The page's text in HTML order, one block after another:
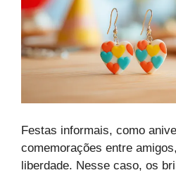
Festas informais, como
comemorações entre
liberdade. Nesse caso, os